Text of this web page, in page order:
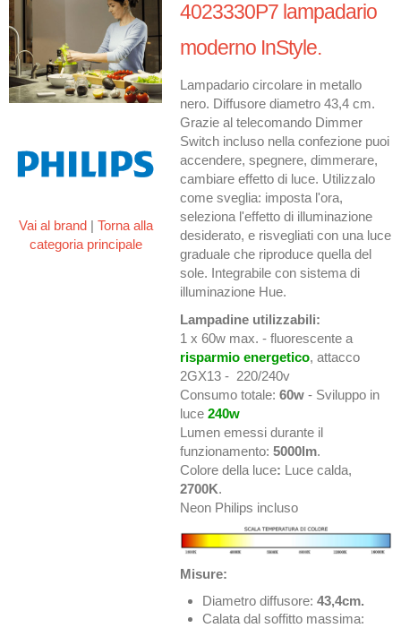
Vai al brand| Torna alla
categoria principale
4023330P7 lampadario
moderno InStyle.
Lampadario circolare in metallo
nero. Diffusore diametro 43,4 cm.
Grazie al telecomando Dimmer
Switch incluso nella confezione puoi
accendere, spegnere, dimmerare,
cambiare effetto di luce. Utilizzalo
come sveglia: imposta l'ora,
seleziona l'effetto di illuminazione
desiderato, e risvegliati con una luce
graduale che riproduce quella del
sole. Integrabile con sistema di
illuminazione Hue.
Lampadine utilizzabili:
1 x 60w max. - fluorescente a
risparmio energetico, attacco
2GX13 - 220/240v
Consumo totale:60w - Sviluppo in
luce240w
Lumen emessi durante il
funzionamento:5000lm.
Colore della luce: Luce calda,
2700K.
Neon Philips incluso
Misure:
Diametro diffusore: 43,4cm.
Calata dal soffitto massima: